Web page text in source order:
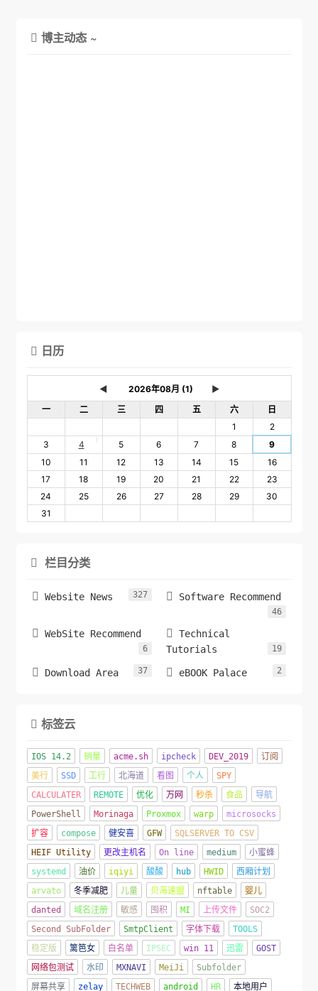
 博主动态 ~
 日历
◄
►
一
二 三 四 五 六
日
1
2
3
4 1 5 6 7 8
9
10
11 12 13 14 15
16
17
18 19 20 21 22
23
24
25 26 27 28 29
30
31
 栏目分类
 Website News 327  Software Recommend
46
 WebSite Recommend
6

Technical
Tutorials
19
 Download Area 37  eBOOK Palace 2
 标签云
IOS 14.2 销量 acme.sh ipcheck DEV_2019
订阅
美行
SSD 工行 北海道 看图 个人
SPY
CALCULATER
REMOTE 优化 万网 秒杀 食品
导航
PowerShell
Morinaga Proxmox warp
microsocks
扩容
compose 健安喜 GFW
SQLSERVER TO CSV
HEIF Utility
更改主机名 On line medium
小蜜蜂
systemd
油价 iqiyi 酸酸 hub HWID
西厢计划
arvato
冬季减肥 儿童 贝海速盟 nftable
婴儿
danted
域名注册 敏感 囤积 MI 上传文件
SOC2
Second SubFolder
SmtpClient 字体下载
TOOLS
稳定版
篱笆女 白名单 IPSEC win 11 迅雷
GOST
网络包测试
水印 MXNAVI MeiJi
Subfolder
屏幕共享
zelay TECHWEB android HR 本地用户